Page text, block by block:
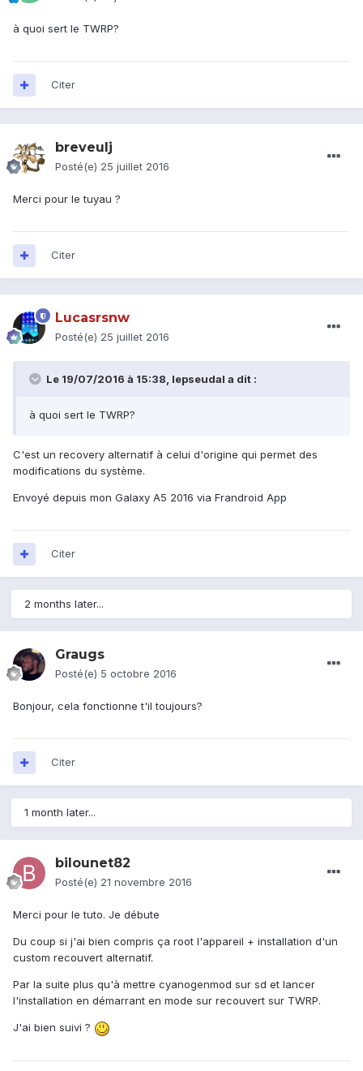
à quoi sert le TWRP?
Citer
breveulj
Posté(e) 25 juillet 2016
Merci pour le tuyau ?
Citer
Lucasrsnw
Posté(e) 25 juillet 2016
Le 19/07/2016 à 15:38, lepseudal a dit :
à quoi sert le TWRP?
C'est un recovery alternatif à celui d'origine qui permet des
modifications du système.
Envoyé depuis mon Galaxy A5 2016 via Frandroid App
Citer
2 months later...
Graugs
Posté(e) 5 octobre 2016
Bonjour, cela fonctionne t'il toujours?
Citer
1 month later...
bilounet82
Posté(e) 21 novembre 2016
Merci pour le tuto. Je débute
Du coup si j'ai bien compris ça root l'appareil + installation d'un
custom recouvert alternatif.
Par la suite plus qu'à mettre cyanogenmod sur sd et lancer
l'installation en démarrant en mode sur recouvert sur TWRP.
J'ai bien suivi ?